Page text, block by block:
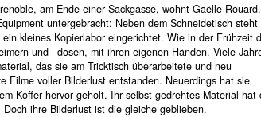
am Ende einer Sackgasse, wohnt Gaëlle
untergebracht: Neben dem Schneidetisch steht
kleines Kopierlabor eingerichtet. Wie in der Frühzeit
und –dosen, mit ihren eigenen Händen. Viele
das sie am Tricktisch überarbeitete und neu
Filme voller Bilderlust entstanden. Neuerdings hat sie
Koffer hervor geholt. Ihr selbst gedrehtes Material hat
ihre Bilderlust ist die gleiche geblieben.